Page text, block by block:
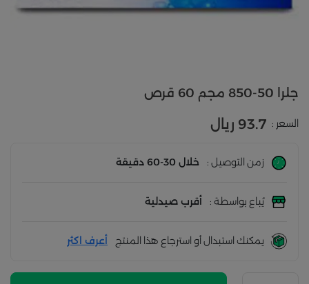
جلرا 50-850 مجم 60 قرص
السعر : 93.7 ريال
زمن التوصيل : خلال 30-60 دقيقة
يُباع بواسطة : أقرب صيدلية
يمكنك استبدال أو استرجاع هذا المنتج أعرف اكثر